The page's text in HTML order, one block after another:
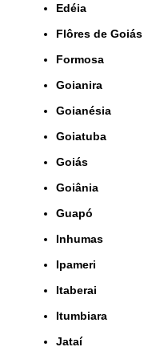
Edéia
Flôres de Goiás
Formosa
Goianira
Goianésia
Goiatuba
Goiás
Goiânia
Guapó
Inhumas
Ipameri
Itaberai
Itumbiara
Jataí